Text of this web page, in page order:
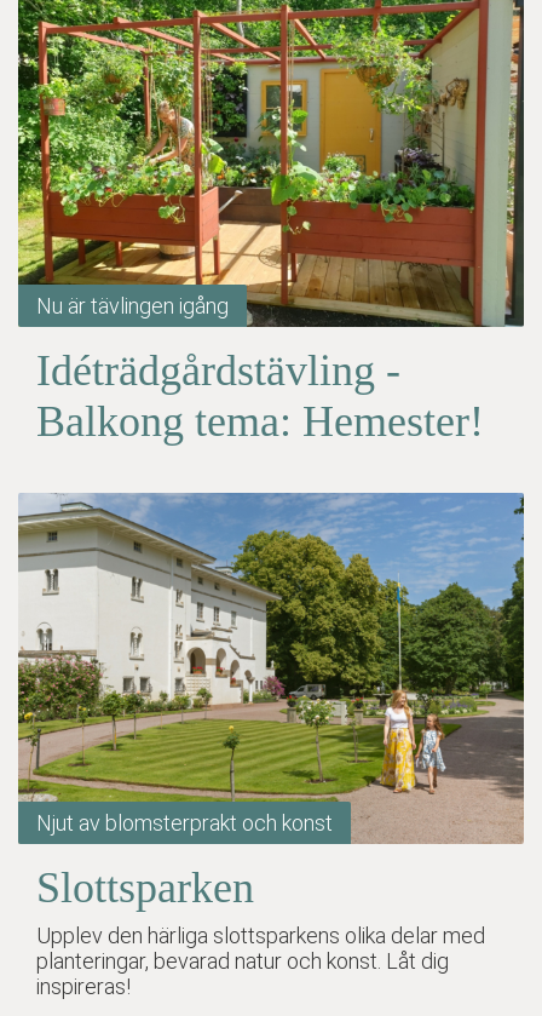
Nu är tävlingen igång
Idéträdgårdstävling -
Balkong tema: Hemester!
Njut av blomsterprakt och konst
Slottsparken
Upplev den härliga slottsparkens olika delar med
planteringar, bevarad natur och konst. Låt dig
inspireras!